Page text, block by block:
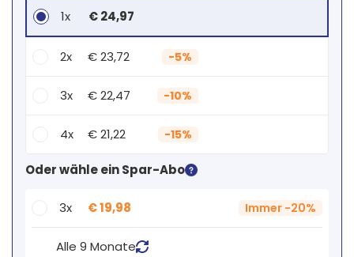
1x € 24,97
2x € 23,72 -5%
3x € 22,47 -10%
4x € 21,22 -15%
Dein persönlicher Rabatt
€ 0,00
Oder wähle ein Spar-Abo
3x € 19,98 Immer -20%
Alle 9 Monate